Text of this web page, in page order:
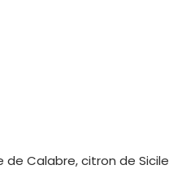
Calabre, citron de Sicile